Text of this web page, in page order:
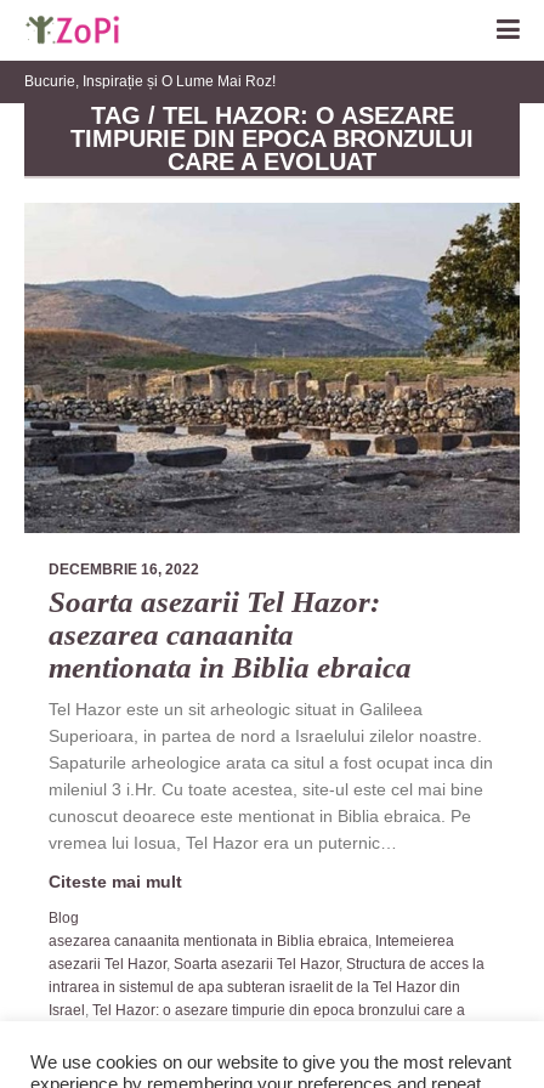
Bucurie, Inspirație și O Lume Mai Roz!
TAG / TEL HAZOR: O ASEZARE
TIMPURIE DIN EPOCA BRONZULUI
CARE A EVOLUAT
DECEMBRIE 16, 2022
Soarta asezarii Tel Hazor:
asezarea canaanita
mentionata in Biblia ebraica
Tel Hazor este un sit arheologic situat in Galileea
Superioara, in partea de nord a Israelului zilelor noastre.
Sapaturile arheologice arata ca situl a fost ocupat inca din
mileniul 3 i.Hr. Cu toate acestea, site-ul este cel mai bine
cunoscut deoarece este mentionat in Biblia ebraica. Pe
vremea lui Iosua, Tel Hazor era un puternic…
Citeste mai mult
Blog
asezarea canaanita mentionata in Biblia ebraica, Intemeierea
asezarii Tel Hazor, Soarta asezarii Tel Hazor, Structura de acces la
intrarea in sistemul de apa subteran israelit de la Tel Hazor din
Israel , Tel Hazor: o asezare timpurie din epoca bronzului care a
We use cookies on our website to give you the most relevant